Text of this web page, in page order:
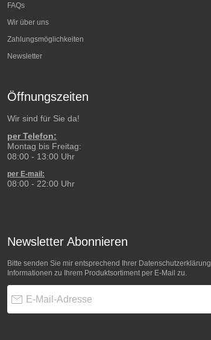
FAQs
Wir über uns
Zahlungsmöglichkeiten
Newsletter
Öffnungszeiten
Wir sind für Sie da!
per Telefon:
Montag bis Freitag:
08:00 - 13:00 Uhr
per E-mail:
08:00 - 22:00 Uhr
Newsletter Abonnieren
Bitte senden Sie mir entsprechend Ihrer Datenschutzerklärung
Informationen zu Ihrem Produktsortiment per E-Mail zu.